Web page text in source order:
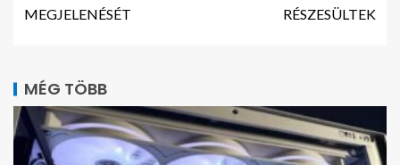
MEGJELENÉSÉT
RÉSZESÜLTEK
MÉG TÖBB